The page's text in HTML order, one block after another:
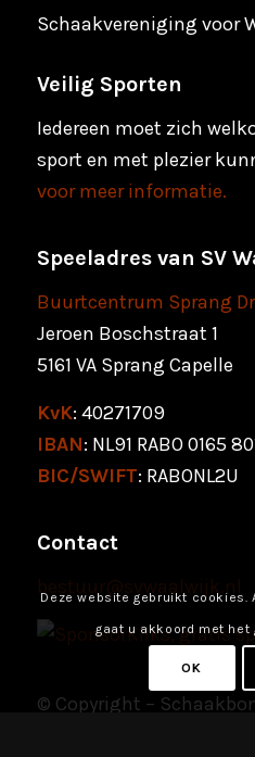
Schaakvereniging voor
Veilig Sporten
Iedereen moet zich
sport en met plezier
voor meer informatie.
Speeladres van SV
Buurtcentrum Sprang
Jeroen Boschstraat 1
5161 VA Sprang Capelle
KvK: 40271709
IBAN: NL91 RABO 0165
BIC/SWIFT: RABONL2U
Contact
© Copyright –
Deze website gebruikt cookies.
gaat u akkoord met het
OK